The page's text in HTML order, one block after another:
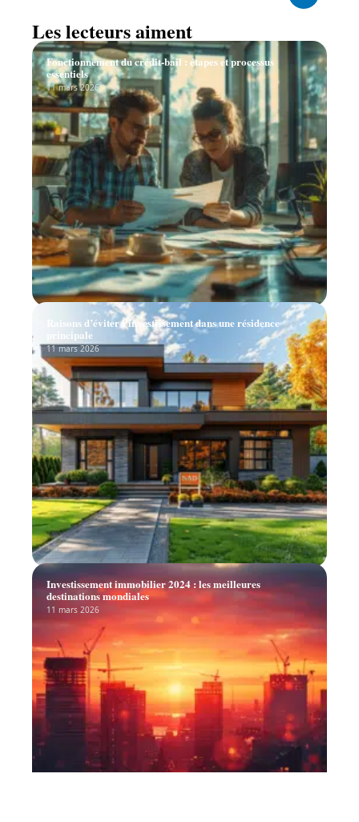
Les lecteurs aiment
Fonctionnement du crédit-bail : étapes et processus
essentiels
11 mars 2026
Raisons d’éviter l’investissement dans une résidence
principale
11 mars 2026
Investissement immobilier 2024 : les meilleures
destinations mondiales
11 mars 2026